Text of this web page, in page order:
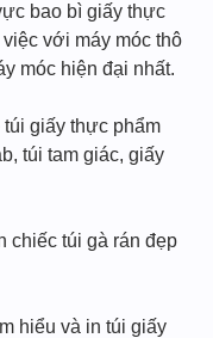
bao bì giấy thực
với máy móc thô
móc hiện đại nhất.
giấy thực phẩm
túi tam giác, giấy
chiếc túi gà rán đẹp
hiểu và in túi giấy